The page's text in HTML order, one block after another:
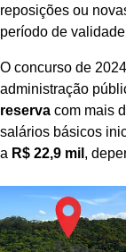
reposições ou
período de
O concurso de
administração
reserva com mais
salários básicos
a R$ 22,9 mil ,